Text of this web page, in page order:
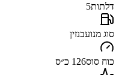
דלתות5
סוג מנועבנזין
כוח סוס126 כ״ס